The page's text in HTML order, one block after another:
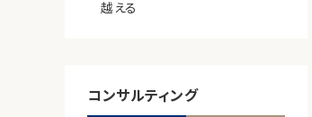
越える
コンサルティング